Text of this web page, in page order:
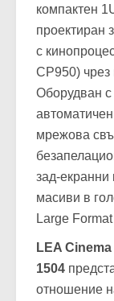
Доставящ
компактен
проектиран
с
CP950)
Оборудван с
мрежова
зад-
Large
LEA